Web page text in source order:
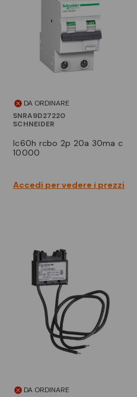
DA ORDINARE
SNRA9D27220
SCHNEIDER
ic60h rcbo 2p 20a 30ma c
10000
Accedi per vedere i prezzi
DA ORDINARE